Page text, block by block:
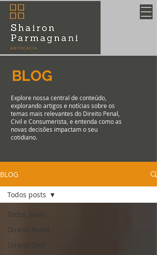
BLOG
Explore nossa central de conteúdo,
explorando artigos e notícias sobre os
temas mais relevantes do Direito Penal,
Civil e Consumerista, e entenda como as
novas decisões impactam o seu
cotidiano.
BLOG
Todos posts
Direito Penal
Direito Civil
Todos posts